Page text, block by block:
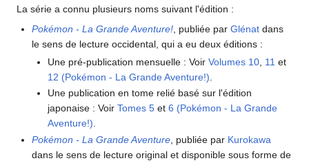
La série a connu plusieurs noms suivant l'édition :
Pokémon - La Grande Aventure! , publiée parGlénat dans
le sens de lecture occidental, qui a eu deux éditions :
Une pré-publication mensuelle : Voir Volumes 10, 11 et
12 (Pokémon - La Grande Aventure!)
Une publication en tome relié basé sur l'édition
japonaise : Voir Tomes 5et 6 (Pokémon - La Grande
Aventure!).
Pokémon - La Grande Aventure , publiée par Kurokawa
dans le sens de lecture original et disponible sous forme de